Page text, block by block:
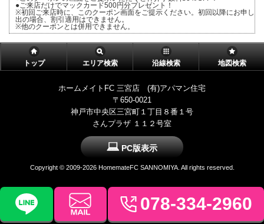
●ご来店だけでマックカード500円分プレゼント！
※初回ご来店時に、このクーポン画面をご提示ください。初回以降にお申し
出の場合、割引適用はできません。
※他のクーポンとは併用できません。
トップ エリア検索 沿線検索 地図検索
ホームメイトFC 三宮店 (有)アパマン住宅
〒650-0021
神戸市中央区三宮町１丁目８番１号
さんプラザ １１２号室
078-334-2960
PC版表示
Copyright © 2009-2026 HomemateFC SANNOMIYA. All rights reserved.